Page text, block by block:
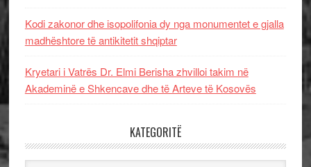
Kodi zakonor dhe isopolifonia dy nga monumentet e gjalla
madhështore të antikitetit shqiptar
Kryetari i Vatrës Dr. Elmi Berisha zhvilloi takim në
Akademinë e Shkencave dhe të Arteve të Kosovës
KATEGORITË